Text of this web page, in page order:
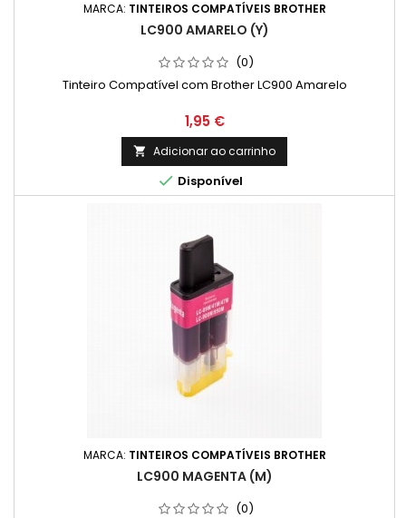
MARCA: TINTEIROS COMPATÍVEIS BROTHER
LC900 AMARELO (Y)
(0)
Tinteiro Compatível com Brother LC900 Amarelo
Preço
1,95 €
 Adicionar ao carrinho
 Disponível
MARCA: TINTEIROS COMPATÍVEIS BROTHER
LC900 MAGENTA (M)
(0)